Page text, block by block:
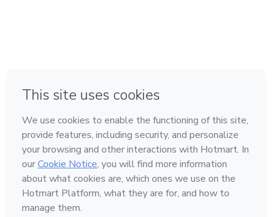
Feito com ❤ na Cidade do México
Conheça a Hotmart
Idioma
Português